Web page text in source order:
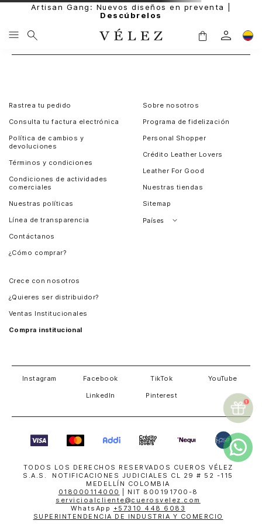
Artisan Gang: Nuevos diseños en preventa |
Descúbrelos
Rastrea tu pedido
Consulta tu factura electrónica
Política de cambios y
devoluciones
Términos y condiciones
Condiciones de actividades
comerciales
Nuestras políticas
Línea de transparencia
Contáctanos
¿Cómo comprar?
Sobre nosotros
Programa de fidelización
Personal Shopper
Crédito Leather Lovers
Leather For Good
Nuestras tiendas
Sitemap
Países
Crece con nosotros
¿Quieres ser distribuidor?
Ventas Institucionales
Compra institucional
Instagram Facebook TikTok YouTube
LinkedIn Pinterest
TODOS LOS DERECHOS RESERVADOS CUEROS VÉLEZ
S.A.S. NOTIFICACIONES JUDICIALES CL 29 # 52 -115
MEDELLÍN COLOMBIA
018000114000
| NIT 800191700-8
servicioalcliente@cuerosvelez.com
WhatsApp +57310 448 6083
SUPERINTENDENCIA DE INDUSTRIA Y COMERCIO